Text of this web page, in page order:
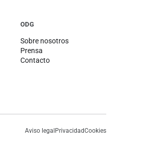
ODG
Sobre nosotros
Prensa
Contacto
Aviso legalPrivacidadCookies